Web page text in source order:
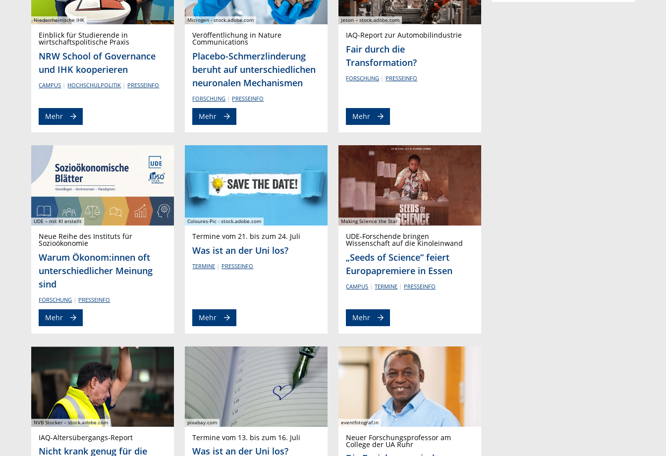
Niederrheinische IHK
Einblick für Studierende in
wirtschaftspolitische Praxis
NRW School of Governance
und IHK kooperieren
CAMPUS HOCHSCHULPOLITIK PRESSEINFO
Mehr
Microgen - stock.adobe.com
Veröffentlichung in Nature
Communications
Placebo-Schmerzlinderung
beruht auf unterschiedlichen
neuronalen Mechanismen
FORSCHUNG PRESSEINFO
Mehr
jeson – stock.adobe.com
IAQ-Report zur Automobilindustrie
Fair durch die
Transformation?
FORSCHUNG PRESSEINFO
Mehr
UDE – mit KI erstellt
Neue Reihe des Instituts für
Sozioökonomie
Warum Ökonom:innen oft
unterschiedlicher Meinung
sind
FORSCHUNG PRESSEINFO
Mehr
Coloures-Pic - stock.adobe.com
Termine vom 21. bis zum 24. Juli
Was ist an der Uni los?
TERMINE PRESSEINFO
Mehr
Making Science the Star
UDE-Forschende bringen
Wissenschaft auf die Kinoleinwand
„Seeds of Science“ feiert
Europapremiere in Essen
CAMPUS TERMINE PRESSEINFO
Mehr
NVB Stocker – stock.adobe.com
IAQ-Altersübergangs-Report
Nicht krank genug für die
pixabay.com
Termine vom 13. bis zum 16. Juli
Was ist an der Uni los?
eventfotograf.in
Neuer Forschungsprofessor am
College der UA Ruhr